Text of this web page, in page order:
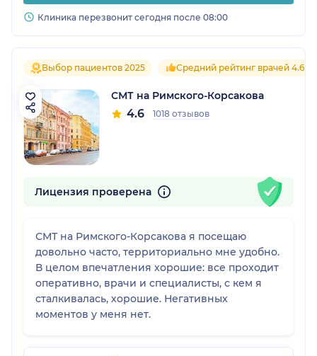
Клиника перезвонит сегодня после 08:00
Выбор пациентов 2025 Средний рейтинг врачей 4.6
СМТ на Римского-Корсакова
4.6 1018 отзывов
Лицензия проверена
СМТ на Римского-Корсакова я посещаю
довольно часто, территориально мне удобно.
В целом впечатления хорошие: все проходит
оперативно, врачи и специалисты, с кем я
сталкивалась, хорошие. Негативных
моментов у меня нет.